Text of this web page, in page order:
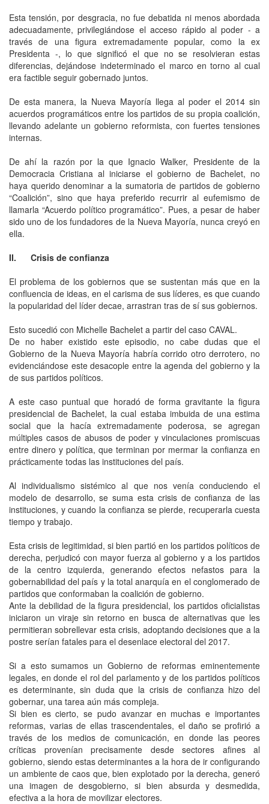
Esta tensión, por desgracia, no fue debatida ni menos abordada
adecuadamente, privilegiándose el acceso rápido al poder - a
través de una figura extremadamente popular, como la ex
Presidenta -, lo que significó el que no se resolvieran estas
diferencias, dejándose indeterminado el marco en torno al cual
era factible seguir gobernado juntos.
De esta manera, la Nueva Mayoría llega al poder el 2014 sin
acuerdos programáticos entre los partidos de su propia coalición,
llevando adelante un gobierno reformista, con fuertes tensiones
internas.
De ahí la razón por la que Ignacio Walker, Presidente de la
Democracia Cristiana al iniciarse el gobierno de Bachelet, no
haya querido denominar a la sumatoria de partidos de gobierno
“Coalición”, sino que haya preferido recurrir al eufemismo de
llamarla “Acuerdo político programático”. Pues, a pesar de haber
sido uno de los fundadores de la Nueva Mayoría, nunca creyó en
ella.
II. Crisis de confianza
El problema de los gobiernos que se sustentan más que en la
confluencia de ideas, en el carisma de sus líderes, es que cuando
la popularidad del líder decae, arrastran tras de sí sus gobiernos.
Esto sucedió con Michelle Bachelet a partir del caso CAVAL.
De no haber existido este episodio, no cabe dudas que el
Gobierno de la Nueva Mayoría habría corrido otro derrotero, no
evidenciándose este desacople entre la agenda del gobierno y la
de sus partidos políticos.
A este caso puntual que horadó de forma gravitante la figura
presidencial de Bachelet, la cual estaba imbuida de una estima
social que la hacía extremadamente poderosa, se agregan
múltiples casos de abusos de poder y vinculaciones promiscuas
entre dinero y política, que terminan por mermar la confianza en
prácticamente todas las instituciones del país.
Al individualismo sistémico al que nos venía conduciendo el
modelo de desarrollo, se suma esta crisis de confianza de las
instituciones, y cuando la confianza se pierde, recuperarla cuesta
tiempo y trabajo.
Esta crisis de legitimidad, si bien partió en los partidos políticos de
derecha, perjudicó con mayor fuerza al gobierno y a los partidos
de la centro izquierda, generando efectos nefastos para la
gobernabilidad del país y la total anarquía en el conglomerado de
partidos que conformaban la coalición de gobierno.
Ante la debilidad de la figura presidencial, los partidos oficialistas
iniciaron un viraje sin retorno en busca de alternativas que les
permitieran sobrellevar esta crisis, adoptando decisiones que a la
postre serían fatales para el desenlace electoral del 2017.
Si a esto sumamos un Gobierno de reformas eminentemente
legales, en donde el rol del parlamento y de los partidos políticos
es determinante, sin duda que la crisis de confianza hizo del
gobernar, una tarea aún más compleja.
Si bien es cierto, se pudo avanzar en muchas e importantes
reformas, varias de ellas trascendentales, el daño se profirió a
través de los medios de comunicación, en donde las peores
críticas provenían precisamente desde sectores afines al
gobierno, siendo estas determinantes a la hora de ir configurando
un ambiente de caos que, bien explotado por la derecha, generó
una imagen de desgobierno, si bien absurda y desmedida,
efectiva a la hora de movilizar electores.